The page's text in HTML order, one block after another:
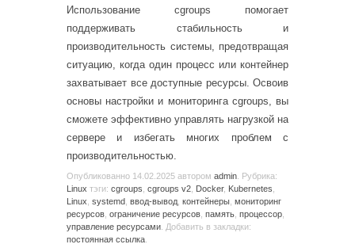
Использование cgroups помогает
поддерживать стабильность и
производительность системы, предотвращая
ситуацию, когда один процесс или контейнер
захватывает все доступные ресурсы. Освоив
основы настройки и мониторинга cgroups, вы
сможете эффективно управлять нагрузкой на
сервере и избегать многих проблем с
производительностью.
Опубликованно 14.02.2025 автором admin . Рубрика:
Linux тэги: cgroups cgroups v2 Docker, Kubernetes
Linux systemd ввод-вывод контейнеры мониторинг
ресурсов ограничение ресурсов память процессор
управление ресурсами . Добавить в закладки:
постоянная ссылка